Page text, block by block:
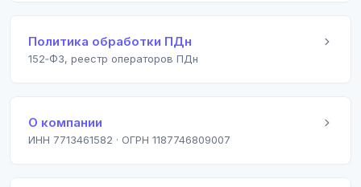
Политика обработки ПДн
152‑ФЗ, реестр операторов ПДн
О компании
ИНН 7713461582 · ОГРН 1187746809007